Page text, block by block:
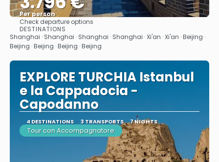
Per person
Check departure options
DESTINATIONS
Shanghai · Shanghai · Shanghai · Shanghai · Xi'an · Xi'an · Beijing ·
Beijing · Beijing · Beijing · Beijing
EXPLORE TURCHIA Istanbul
e la Cappadocia -
Capodanno
4 DESTINATIONS 3 TRANSPORTS 7 NIGHTS
Tour con Accompagnatore